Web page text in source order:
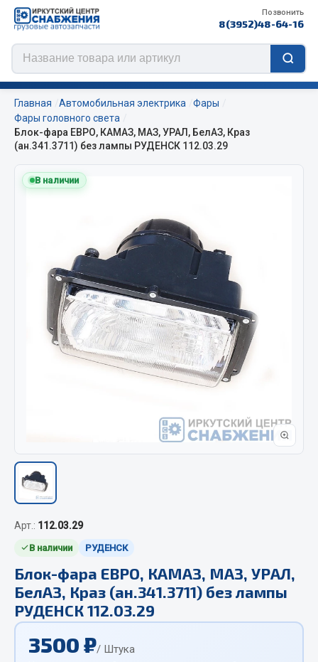
Позвонить
8(3952)48-64-16
Цепи противоскольжения
ЦЕПИ РОССИЯ
Изготовление цепей на колеса BOHU
Весь раздел
Отопители салона, подогреватели
Автономные воздушные отопители
Жидкостные подогреватели
Автотовары
Автозвук
Автокаталоги
Аксессуары автомобильные
Аптечки и знаки автомобильные
Брызговики
Вентиляторы кабины
Вымпела
Главная Автомобильная электрика
Фары
Фары головного света
Блок-фара ЕВРО, КАМАЗ, МАЗ, УРАЛ, БелАЗ, Краз
(ан.341.3711) без лампы РУДЕНСК 112.03.29
В наличии
Арт.: 112.03.29
В наличии РУДЕНСК
Блок-фара ЕВРО, КАМАЗ, МАЗ, УРАЛ,
БелАЗ, Краз (ан.341.3711) без лампы
РУДЕНСК 112.03.29
3500 ₽/ Штука